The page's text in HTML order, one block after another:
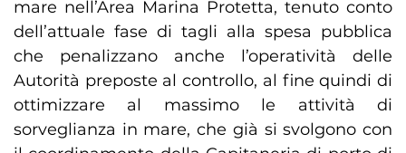
mare nell’Area Marina Protetta, tenuto conto
dell’attuale fase di tagli alla spesa pubblica
che penalizzano anche l’operatività delle
Autorità preposte al controllo, al fine quindi di
ottimizzare al massimo le attività di
sorveglianza in mare, che già si svolgono con